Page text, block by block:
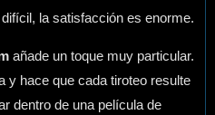
la satisfacción es enorme.
añade un toque muy particular.
y hace que cada tiroteo resulte
dentro de una película de